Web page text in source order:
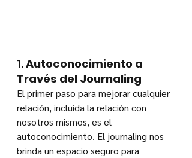
1. Autoconocimiento a
Través del Journaling
El primer paso para mejorar cualquier
relación, incluida la relación con
nosotros mismos, es el
autoconocimiento. El journaling nos
brinda un espacio seguro para